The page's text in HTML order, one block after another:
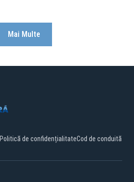
Mai Multe
Politică de confidențialitateCod de conduită